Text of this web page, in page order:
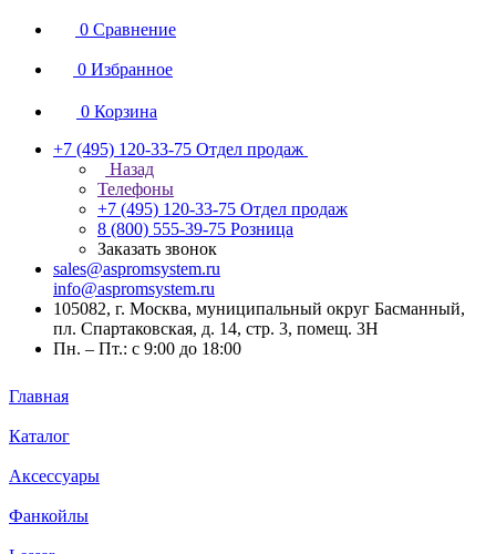
0 Сравнение
0 Избранное
0 Корзина
+7 (495) 120-33-75 Отдел продаж
Назад
Телефоны
+7 (495) 120-33-75 Отдел продаж
8 (800) 555-39-75 Розница
Заказать звонок
sales@aspromsystem.ru
info@aspromsystem.ru
105082, г. Москва, муниципальный округ Басманный,
пл. Спартаковская, д. 14, стр. 3, помещ. 3Н
Пн. – Пт.: с 9:00 до 18:00
Главная
Каталог
Аксессуары
Фанкойлы